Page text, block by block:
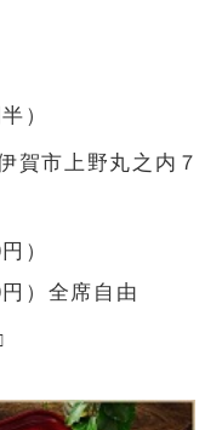
）
市上野丸之内７
）
）全席自由